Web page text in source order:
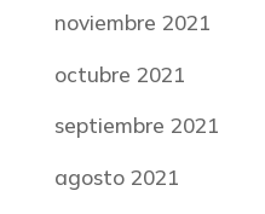
noviembre 2021
octubre 2021
septiembre 2021
agosto 2021